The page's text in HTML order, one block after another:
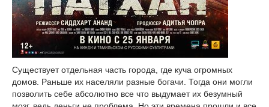
Существует отдельная часть города, где куча огромных
домов. Раньше их населяли разные богачи. Тогда они могли
позволить себе абсолютно все что выдумает их безумный